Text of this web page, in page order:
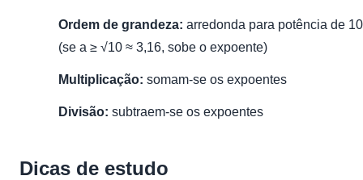
Ordem de grandeza: arredonda para potência de 10
(se a ≥ √10 ≈ 3,16, sobe o expoente)
Multiplicação: somam-se os expoentes
Divisão: subtraem-se os expoentes
Dicas de estudo